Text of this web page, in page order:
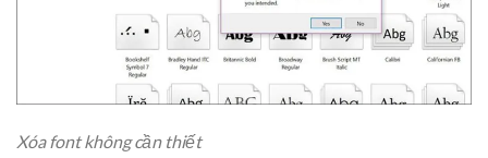
Xóa font không cần thiết